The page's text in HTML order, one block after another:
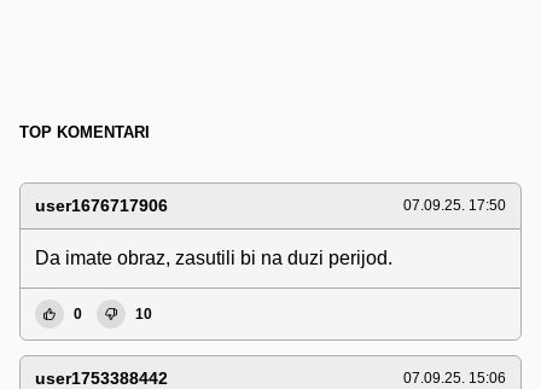
TOP KOMENTARI
user1676717906 07.09.25. 17:50
Da imate obraz, zasutili bi na duzi perijod.
0 10
user1753388442 07.09.25. 15:06